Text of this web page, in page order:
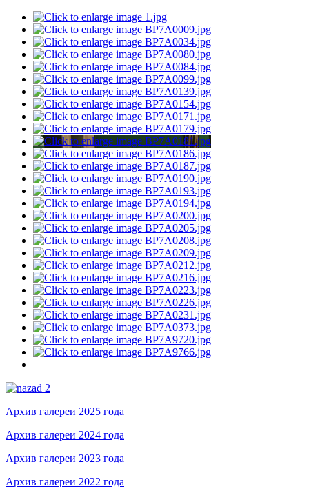
Архив галереи 2025 года
Архив галереи 2024 года
Архив галереи 2023 года
Архив галереи 2022 года